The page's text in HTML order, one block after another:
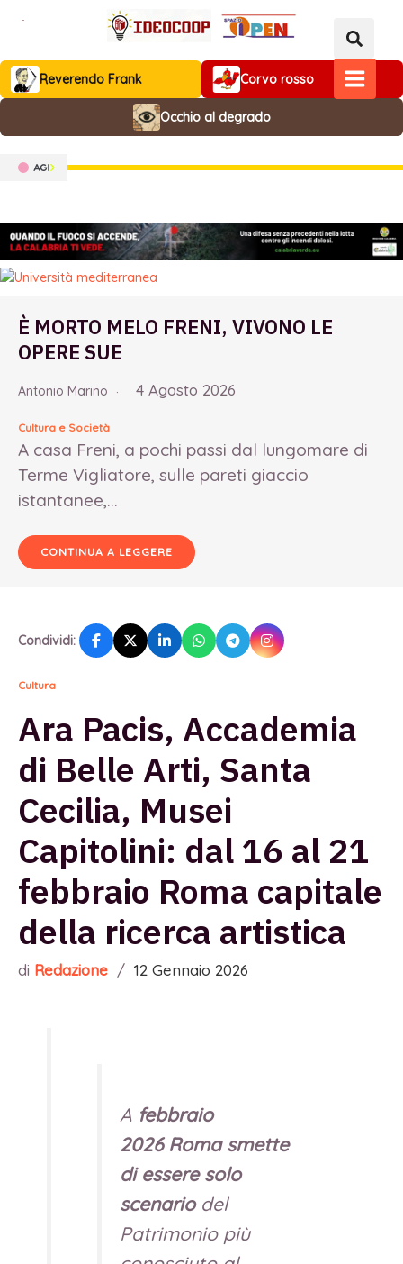
MAIN
Reverendo Frank Corvo rosso
Occhio al degrado
È MORTO MELO FRENI, VIVONO LE
OPERE SUE
Antonio Marino 4 Agosto 2026
Cultura e Società
A casa Freni, a pochi passi dal lungomare di
Terme Vigliatore, sulle pareti giaccio
istantanee,...
CONTINUA A LEGGERE
Condividi:
Cultura
Ara Pacis, Accademia
di Belle Arti, Santa
Cecilia, Musei
Capitolini: dal 16 al 21
febbraio Roma capitale
della ricerca artistica
di Redazione / 12 Gennaio 2026
A febbraio
2026 Roma smette
di essere solo
scenario del
Patrimonio più